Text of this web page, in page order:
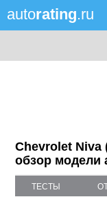
autorating.ru
Chevrolet Niva
обзор модели
ТЕСТЫ